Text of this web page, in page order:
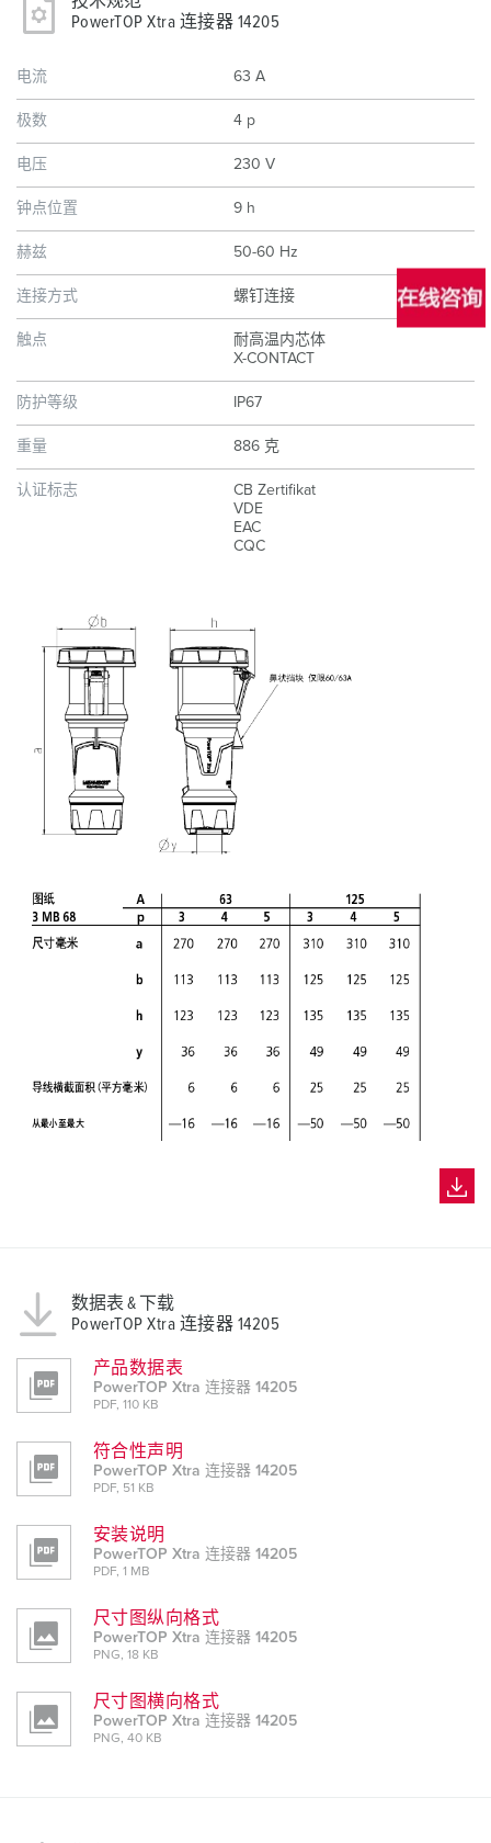
PowerTOP Xtra 连接器 14205
电流 63 A
极数 4 p
电压 230 V
钟点位置 9 h
赫兹 50-60 Hz
连接方式 螺钉连接
触点
耐高温内芯体
X-CONTACT
防护等级 IP67
重量 886 克
认证标志
CB Zertifikat
VDE
EAC
CQC
数据表 & 下载
PowerTOP Xtra 连接器 14205
产品数据表
PowerTOP Xtra 连接器 14205
PDF, 110 KB
符合性声明
PowerTOP Xtra 连接器 14205
PDF, 51 KB
安装说明
PowerTOP Xtra 连接器 14205
PDF, 1 MB
尺寸图纵向格式
PowerTOP Xtra 连接器 14205
PNG, 18 KB
尺寸图横向格式
PowerTOP Xtra 连接器 14205
PNG, 40 KB